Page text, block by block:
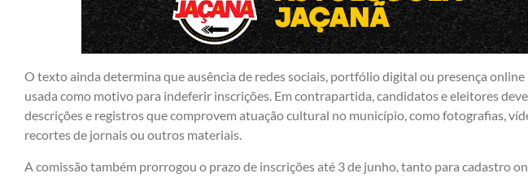
O texto ainda determina que ausência de redes sociais, portfólio digital ou presença online
usada como motivo para indeferir inscrições. Em contrapartida, candidatos e eleitores
descrições e registros que comprovem atuação cultural no município, como fotografias,
recortes de jornais ou outros materiais.
A comissão também prorrogou o prazo de inscrições até 3 de junho, tanto para cadastro